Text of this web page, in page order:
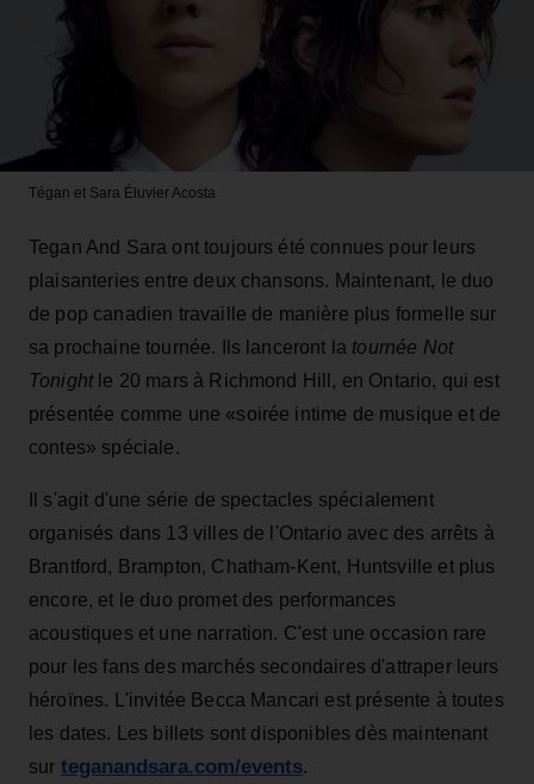
Tégan et Sara Éluvier Acosta
Tegan And Sara ont toujours été connues pour leurs
plaisanteries entre deux chansons. Maintenant, le duo
de pop canadien travaille de manière plus formelle sur
sa prochaine tournée. Ils lanceront la tournée Not
Tonightle 20 mars à Richmond Hill, en Ontario, qui est
présentée comme une «soirée intime de musique et de
contes» spéciale.
Il s'agit d'une série de spectacles spécialement
organisés dans 13 villes de l'Ontario avec des arrêts à
Brantford, Brampton, Chatham-Kent, Huntsville et plus
encore, et le duo promet des performances
acoustiques et une narration. C'est une occasion rare
pour les fans des marchés secondaires d'attraper leurs
héroïnes. L'invitée Becca Mancari est présente à toutes
les dates. Les billets sont disponibles dès maintenant
sur teganandsara.com/events.